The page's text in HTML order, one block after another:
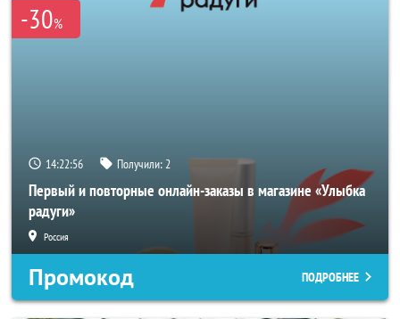
-30%
14:22:54 Получили:2
Первый и повторные онлайн-заказы в магазине «Улыбка
радуги»
Россия
Промокод ПОДРОБНЕЕ